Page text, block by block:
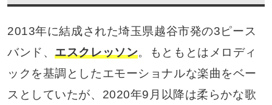
2013年に結成された埼玉県越谷市発の3ピース
バンド、エスクレッソン。もともとはメロディ
ックを基調としたエモーショナルな楽曲をベー
スとしていたが、2020年9月以降は柔らかな歌